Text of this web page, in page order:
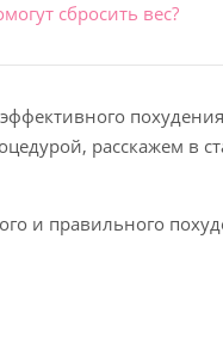
сбросить вес?
расскажем в
и правильного